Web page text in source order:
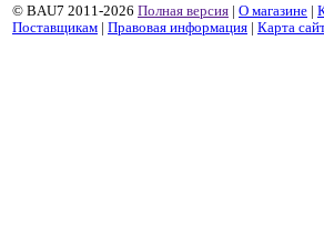
© BAU7 2011-2026 Полная версия О магазине
Поставщикам
Правовая информация Карта